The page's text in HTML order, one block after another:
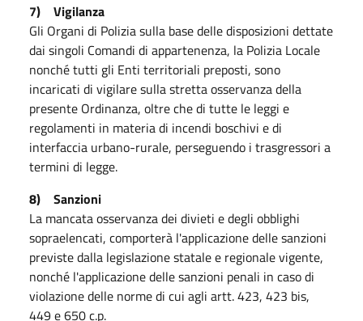
7) Vigilanza
Gli Organi di Polizia sulla base delle disposizioni dettate
dai singoli Comandi di appartenenza, la Polizia Locale
nonché tutti gli Enti territoriali preposti, sono
incaricati di vigilare sulla stretta osservanza della
presente Ordinanza, oltre che di tutte le leggi e
regolamenti in materia di incendi boschivi e di
interfaccia urbano-rurale, perseguendo i trasgressori a
termini di legge.
8) Sanzioni
La mancata osservanza dei divieti e degli obblighi
sopraelencati, comporterà l'applicazione delle sanzioni
previste dalla legislazione statale e regionale vigente,
nonché l'applicazione delle sanzioni penali in caso di
violazione delle norme di cui agli artt. 423, 423 bis,
449 e 650 c.p.